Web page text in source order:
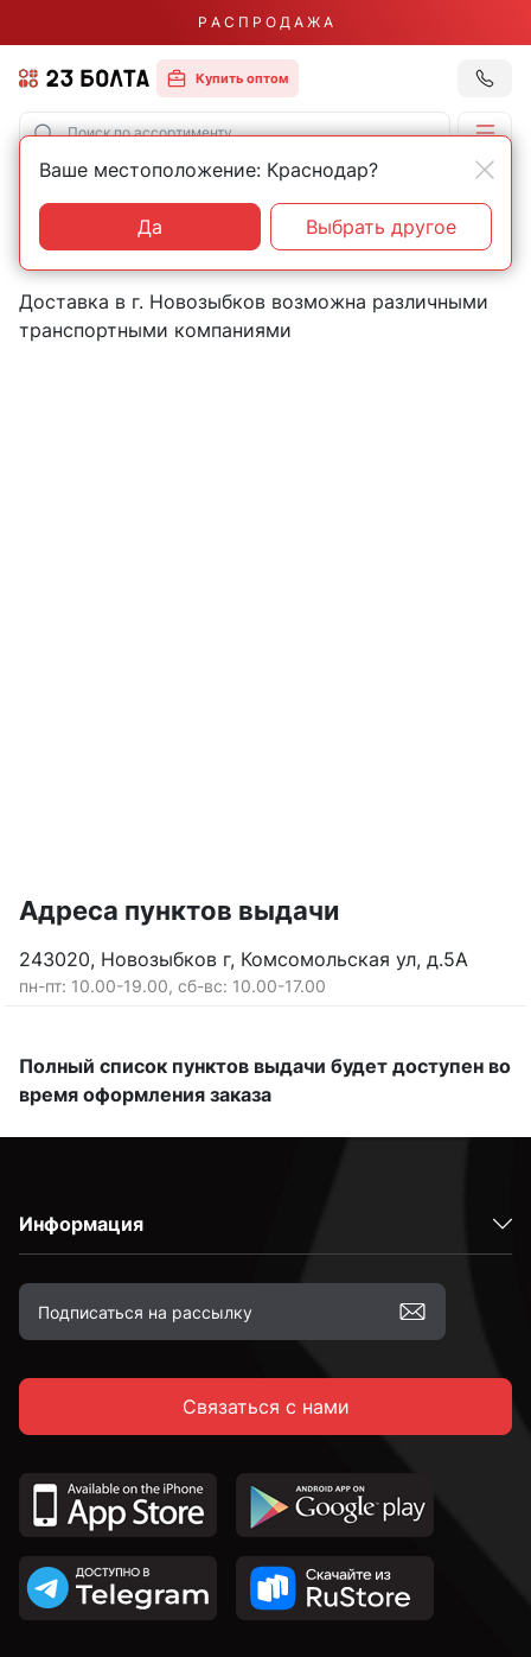
Р А С П Р О Д А Ж А
Купить оптом
Главная Контакты Новозыбков
Пункты выдачи товаров в
городе Новозыбков
Доставка в г. Новозыбков возможна различными
транспортными компаниями
Адреса пунктов выдачи
243020, Новозыбков г, Комсомольская ул, д.5А
пн-пт: 10.00-19.00, сб-вс: 10.00-17.00
Полный список пунктов выдачи будет доступен во
время оформления заказа
Информация
Связаться с нами
Ваше местоположение: Краснодар?
Да Выбрать другое